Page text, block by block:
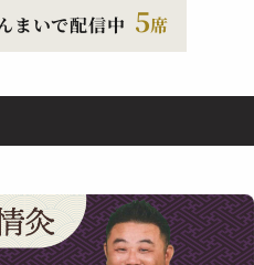
まいで配信中 5席